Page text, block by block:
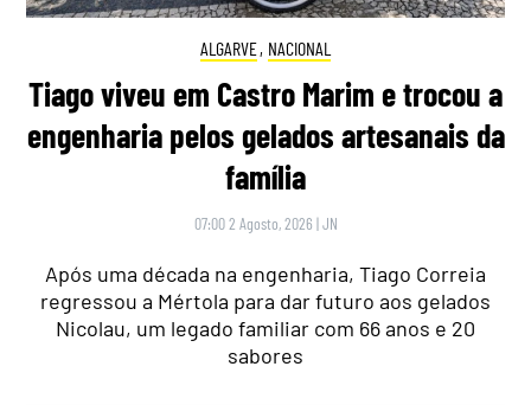
ALGARVE, NACIONAL
Tiago viveu em Castro Marim e trocou a
engenharia pelos gelados artesanais da
família
07:00 2 Agosto, 2026 |JN
Após uma década na engenharia, Tiago Correia
regressou a Mértola para dar futuro aos gelados
Nicolau, um legado familiar com 66 anos e 20
sabores